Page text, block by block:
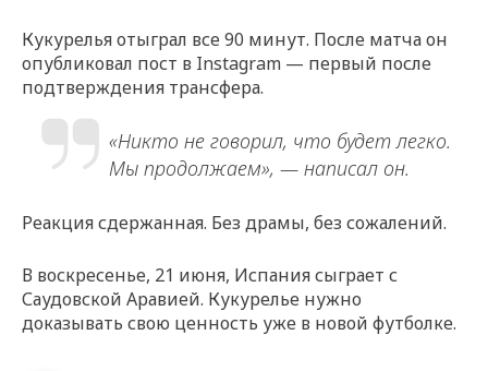
Кукурелья отыграл все 90 минут. После матча он
опубликовал пост в Instagram — первый после
подтверждения трансфера.
«Никто не говорил, что будет легко.
Мы продолжаем», — написал он.
Реакция сдержанная. Без драмы, без сожалений.
В воскресенье, 21 июня, Испания сыграет с
Саудовской Аравией. Кукурелье нужно
доказывать свою ценность уже в новой футболке.